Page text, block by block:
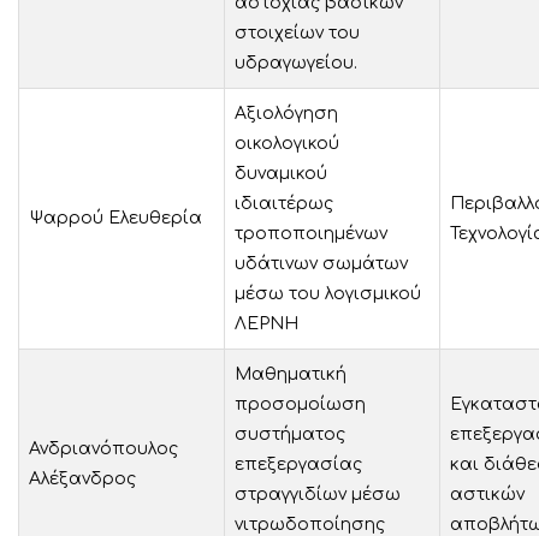
στοιχείων του
υδραγωγείου.
Ψαρρού Ελευθερία
Αξιολόγηση
οικολογικού
δυναμικού
ιδιαιτέρως
τροποποιημένων
υδάτινων σωμάτων
μέσω του λογισμικού
ΛΕΡΝΗ
Ανδριανόπουλος
Αλέξανδρος
Μαθηματική
προσομοίωση
συστήματος
επεξεργασίας
στραγγιδίων μέσω
νιτρωδοποίησης
και
αστικών